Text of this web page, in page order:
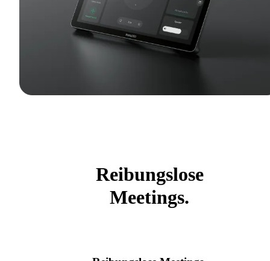
Reibungslose
Meetings.